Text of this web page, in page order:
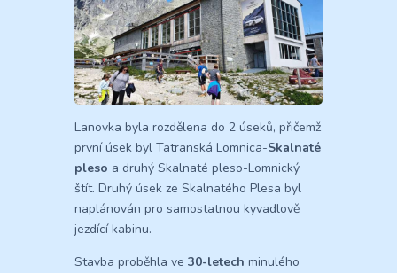
Lanovka byla rozdělena do 2 úseků, přičemž
první úsek byl Tatranská Lomnica-Skalnaté
pleso a druhý Skalnaté pleso-Lomnický
štít. Druhý úsek ze Skalnatého Plesa byl
naplánován pro samostatnou kyvadlově
jezdící kabinu.
Stavba proběhla ve 30-letech minulého